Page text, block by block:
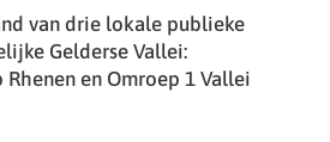
van drie lokale publieke
Gelderse Vallei:
Rhenen en Omroep 1 Vallei